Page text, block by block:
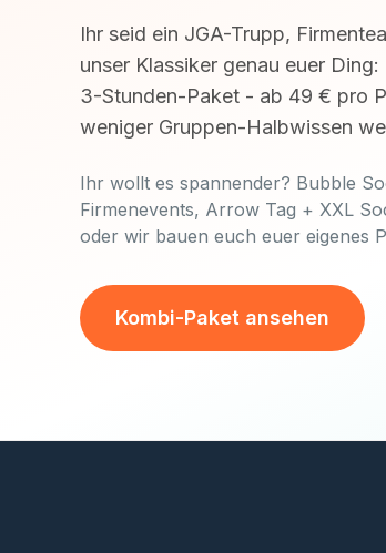
Ihr seid ein JGA-Trupp,
unser Klassiker genau euer Ding:
3-Stunden-Paket - ab 49 € pro
weniger Gruppen-Halbwissen
Ihr wollt es spannender? Bubble
Firmenevents, Arrow Tag + XXL
oder wir bauen euch euer eigenes
Kombi-Paket ansehen